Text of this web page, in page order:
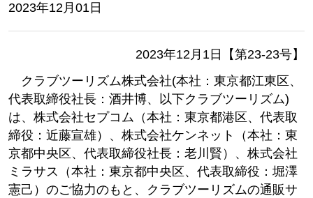
2023年12月01日
2023年12月1日【第23-23号】
クラブツーリズム株式会社(本社：東京都江東区、
代表取締役社長：酒井博、以下クラブツーリズム)
は、株式会社セプコム（本社：東京都港区、代表取
締役：近藤宣雄）、株式会社ケンネット（本社：東
京都中央区、代表取締役社長：老川賢）、株式会社
ミラサス（本社：東京都中央区、代表取締役：堀澤
憲己）のご協力のもと、クラブツーリズムの通販サ